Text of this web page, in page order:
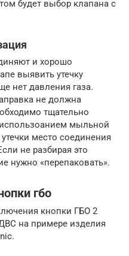
будет выбор клапана с
и хорошо
выявить утечку
нет давления газа.
не должна
тщательно
мыльной
место соединения
не разбирая это
нужно «перепаковать».
гбо
кнопки ГБО 2
на примере изделия